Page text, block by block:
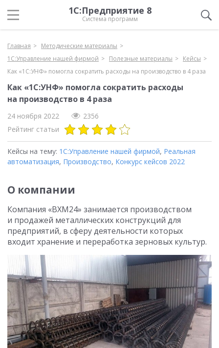
1С:Предприятие 8
Система программ
Главная
Методические материалы
1С:Управление нашей фирмой
Полезные материалы
Кейсы
Как «1С:УНФ» помогла сократить расходы на производство в 4 раза
Как «1С:УНФ» помогла сократить расходы
на производство в 4 раза
24 ноября 2022
2356
Рейтинг статьи
Кейсы на тему: 1С:Управление нашей фирмой, Реальная
автоматизация, Производство, Конкурс кейсов 2022
О компании
Компания «ВХМ24» занимается производством
и продажей металлических конструкций для
предприятий, в сферу деятельности которых
входит хранение и переработка зерновых культур.